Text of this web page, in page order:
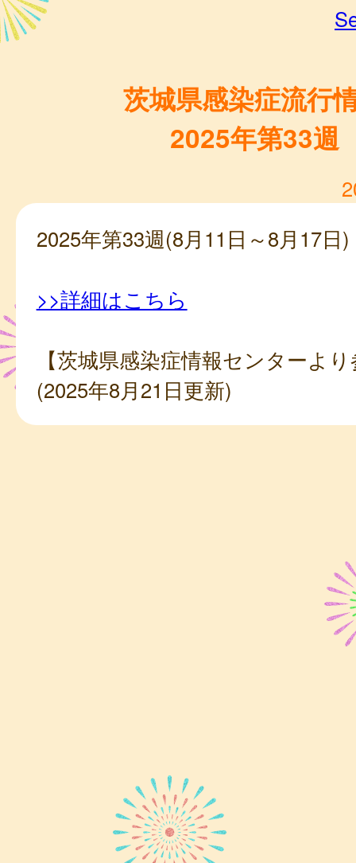
茨城県感染症流行
2025年第33週
2025年第33週(8月11日～8月17日)
>>詳細はこちら
【茨城県感染症情報センターよ
(2025年8月21日更新)